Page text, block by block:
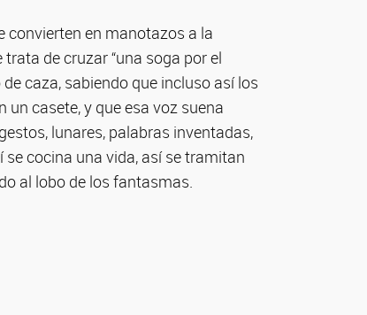
convierten en manotazos a la
de cruzar “una soga por el
caza, sabiendo que incluso así los
un casete, y que esa voz suena
lunares, palabras inventadas,
cocina una vida, así se tramitan
al lobo de los fantasmas.